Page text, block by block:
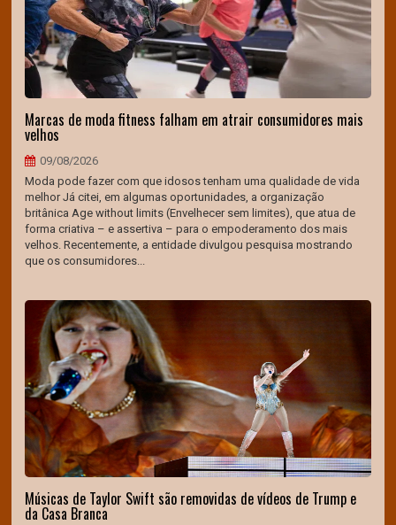
Marcas de moda fitness falham em atrair consumidores mais
velhos
09/08/2026
Moda pode fazer com que idosos tenham uma qualidade de vida
melhor Já citei, em algumas oportunidades, a organização
britânica Age without limits (Envelhecer sem limites), que atua de
forma criativa – e assertiva – para o empoderamento dos mais
velhos. Recentemente, a entidade divulgou pesquisa mostrando
que os consumidores...
Músicas de Taylor Swift são removidas de vídeos de Trump e
da Casa Branca